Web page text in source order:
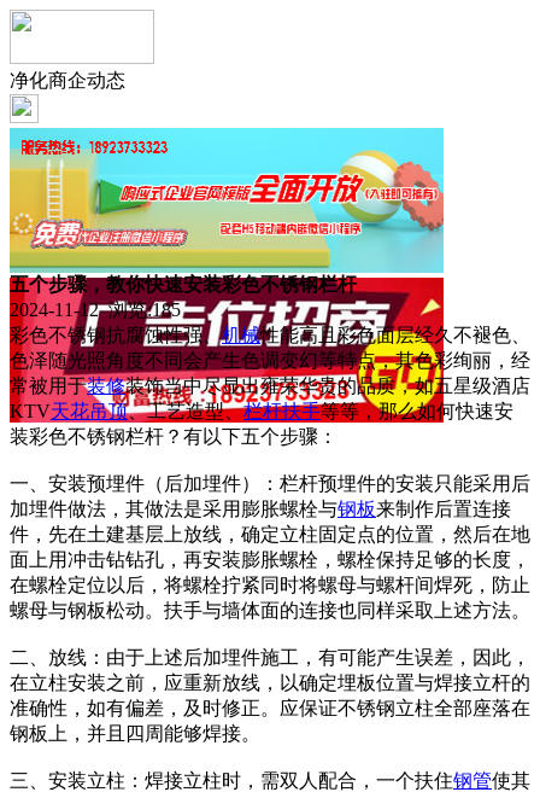
净化商企动态
五个步骤，教你快速安装彩色不锈钢栏杆
2024-11-12 浏览:185
彩色不锈钢抗腐蚀性强、机械性能高且彩色面层经久不褪色、
色泽随光照角度不同会产生色调变幻等特点，其色彩绚丽，经
常被用于装修装饰当中尽显出雍荣华贵的品质，如五星级酒店
KTV天花吊顶、工艺造型、栏杆扶手等等，那么如何快速安
装彩色不锈钢栏杆？有以下五个步骤：
一、安装预埋件（后加埋件）：栏杆预埋件的安装只能采用后
加埋件做法，其做法是采用膨胀螺栓与钢板来制作后置连接
件，先在土建基层上放线，确定立柱固定点的位置，然后在地
面上用冲击钻钻孔，再安装膨胀螺栓，螺栓保持足够的长度，
在螺栓定位以后，将螺栓拧紧同时将螺母与螺杆间焊死，防止
螺母与钢板松动。扶手与墙体面的连接也同样采取上述方法。
二、放线：由于上述后加埋件施工，有可能产生误差，因此，
在立柱安装之前，应重新放线，以确定埋板位置与焊接立杆的
准确性，如有偏差，及时修正。应保证不锈钢立柱全部座落在
钢板上，并且四周能够焊接。
三、安装立柱：焊接立柱时，需双人配合，一个扶住钢管使其